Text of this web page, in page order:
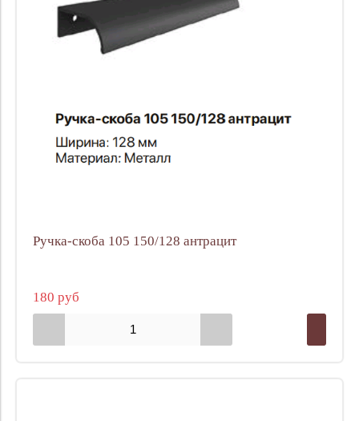
Ручка-скоба 105 150/128 антрацит
180 руб